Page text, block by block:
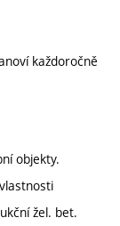
každoročně
objekty.
žel. bet.